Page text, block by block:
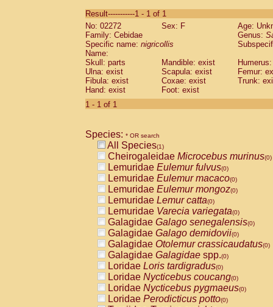
CebidaeSaguinus labiatus(0)
Cebidae Saguinus leucopus (0)
Cebidae
CebidaeSaguinus mystax
Cebidae Saguinus nigricollis (1)
Cebidae Saguinus oedipus
Cebidae Saguinus weddelli
Cebidae Saguinusspp.
Cebidae
CebidaeCebus capucinus
CebidaeCebus nigrivittatus
CebidaeCebus spp.(0)
CebidaeSaimiri boliviensis(0)
CebidaeSaimiri sciureus(0)
AtelidaeAlouatta caraya(0)
AtelidaeAlouatta fusca(0)
AtelidaeAlouatta seniculus(0)
AtelidaeAlouattaspp.(0)
AtelidaeAteles belzebuth(0)
AtelidaeAteles geoffroyi(0)
AtelidaeAteles paniscus(0)
AtelidaeAtelesspp.(0)
AtelidaeLagothrix lagothricha(0)
AtelidaeLagothrix lagothricha cana
PitheciidaeCacajao calvus
Result-----------1 - 1 of 1
No: 02272
Sex: F
Age:
Family: Cebidae
Genus:
Specific name: nigricollis
Name:
Skull: parts
Mandible: exist
Ulna: exist
Scapula: exist
Femur:
Fibula: exist
Coxae: exist
Trunk:
Hand: exist
Foot: exist
1 - 1 of 1
Species: * OR search
All Species(1)
Cheirogaleidae Microcebus murinus(0)
Lemuridae Eulemur fulvus(0)
Lemuridae Eulemur macaco(0)
Lemuridae Eulemur mongoz(0)
Lemuridae Lemur catta(0)
Lemuridae Varecia variegata(0)
Galagidae Galago senegalensis(0)
Galagidae Galago demidovii(0)
Galagidae Otolemur crassicaudatus(0)
Galagidae Galagidae spp.(0)
Loridae Loris tardigradus(0)
Loridae Nycticebus coucang(0)
Loridae Nycticebus pygmaeus(0)
Loridae Perodicticus potto(0)